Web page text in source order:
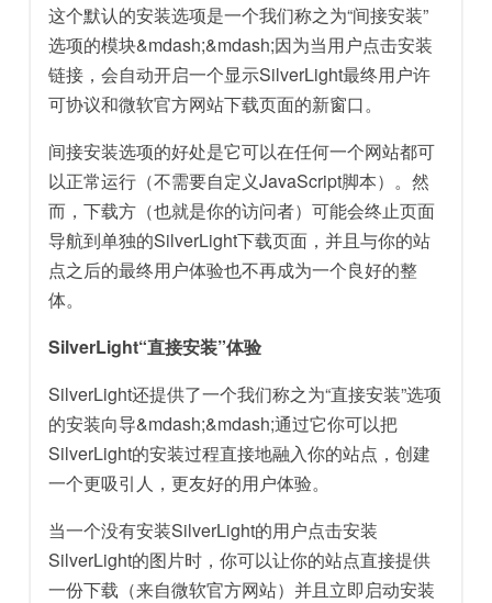
这个默认的安装选项是一个我们称之为“间接安装”
选项的模块&mdash;&mdash;因为当用户点击安装
链接，会自动开启一个显示SilverLight最终用户许
可协议和微软官方网站下载页面的新窗口。
间接安装选项的好处是它可以在任何一个网站都可
以正常运行（不需要自定义JavaScript脚本）。然
而，下载方（也就是你的访问者）可能会终止页面
导航到单独的SilverLight下载页面，并且与你的站
点之后的最终用户体验也不再成为一个良好的整
体。
SilverLight“直接安装”体验
SilverLight还提供了一个我们称之为“直接安装”选项
的安装向导&mdash;&mdash;通过它你可以把
SilverLight的安装过程直接地融入你的站点，创建
一个更吸引人，更友好的用户体验。
当一个没有安装SilverLight的用户点击安装
SilverLight的图片时，你可以让你的站点直接提供
一份下载（来自微软官方网站）并且立即启动安装